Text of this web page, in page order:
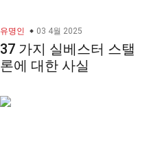
유명인 03 4월 2025
37 가지 실베스터 스탤
론에 대한 사실